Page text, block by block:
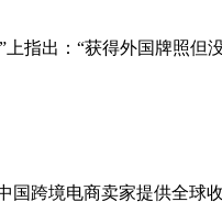
”上指出：“获得外国牌照
跨境电商卖家提供全球